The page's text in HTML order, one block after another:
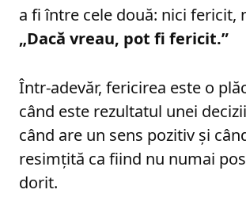
a fi între cele două: nici fericit,
„Dacă vreau, pot fi fericit.”
Într-adevăr, fericirea este o
când este rezultatul unei
când are un sens pozitiv și
resimțită ca fiind nu numai
dorit.